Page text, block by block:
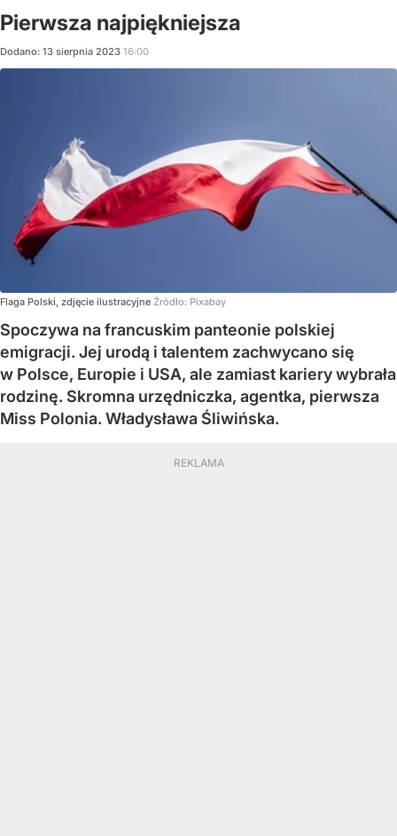
Pierwsza najpiękniejsza
Dodano: 13 sierpnia 2023 16:00
Flaga Polski, zdjęcie ilustracyjne Źródło: Pixabay
Spoczywa na francuskim panteonie polskiej
emigracji. Jej urodą i talentem zachwycano się
w Polsce, Europie i USA, ale zamiast kariery wybrała
rodzinę. Skromna urzędniczka, agentka, pierwsza
Miss Polonia. Władysława Śliwińska.